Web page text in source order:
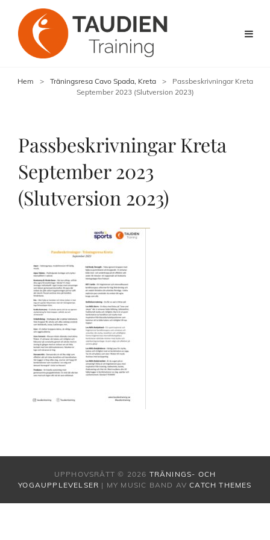
Hem > Träningsresa Cavo Spada, Kreta >
Passbeskrivningar Kreta
September 2023 (Slutversion 2023)
Passbeskrivningar Kreta
September 2023
(Slutversion 2023)
UPPHOVSRÄTT © 2026 TRÄNINGS- OCH
YOGAUPPLEVELSER | MY MUSIC BAND AVCATCH THEMES